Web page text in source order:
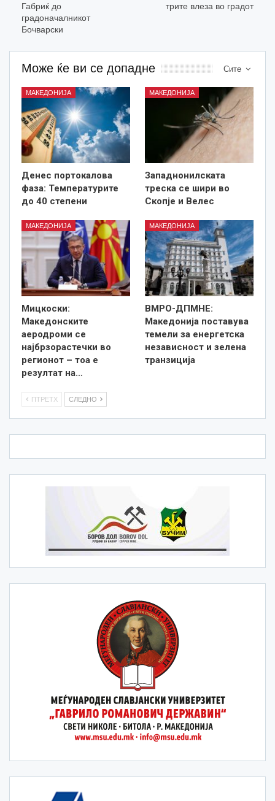
Габриќ до
градоначалникот
Бочварски
трите влеза во градот
Сите
Може ќе ви се допадне
МАКЕДОНИЈА
Денес портокалова
фаза: Температурите
до 40 степени
МАКЕДОНИЈА
Западнонилската
треска се шири во
Скопје и Велес
МАКЕДОНИЈА
Мицкоски:
Македонските
аеродроми се
најбрзорастечки во
регионот – тоа е
резултат на…
МАКЕДОНИЈА
ВМРО-ДПМНЕ:
Македонија поставува
темели за енергетска
независност и зелена
транзиција
ПТРЕТХ СЛЕДНО